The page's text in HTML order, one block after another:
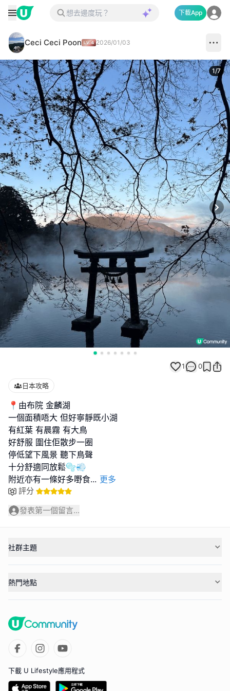
下載App
Ceci Ceci Poon 2026/01/03
1/7
1 0
日本攻略
📍由布院 金麟湖
一個面積唔大 但好寧靜既小湖
有紅葉 有晨霧 有大鳥
好舒服 圍住佢散步一圈
停低望下風景 聽下鳥聲
十分舒適同放鬆🫧💨
附近亦有一條好多嘢食... 更多
評分
發表第一個留言...
社群主題
熱門地點
下載 U Lifestyle應用程式